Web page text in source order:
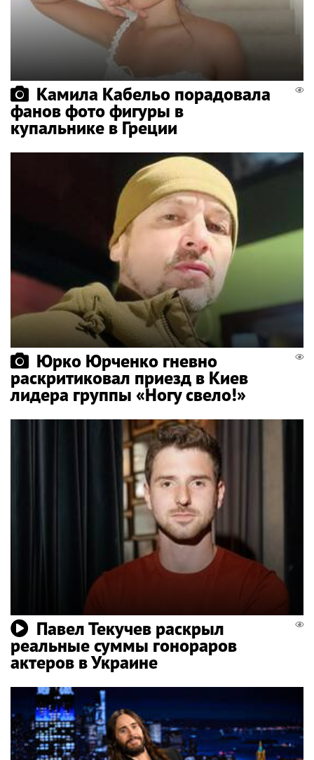
Камила Кабельо порадовала
фанов фото фигуры в
купальнике в Греции
Юрко Юрченко гневно
раскритиковал приезд в Киев
лидера группы «Ногу свело!»
Павел Текучев раскрыл
реальные суммы гонораров
актеров в Украине